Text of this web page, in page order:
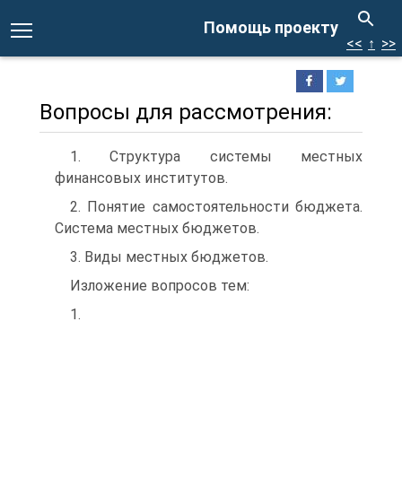
Помощь проекту
<< ↑ >>
Вопросы для рассмотрения:
1. Структура системы местных
финансовых институтов.
2. Понятие самостоятельности бюджета.
Система местных бюджетов.
3. Виды местных бюджетов.
Изложение вопросов тем:
1.